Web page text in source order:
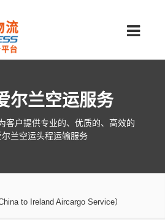
尔兰空运服务
客户提供专业的、优质的、高效的
尔兰空运头程运输服务
to Ireland Aircargo Service）